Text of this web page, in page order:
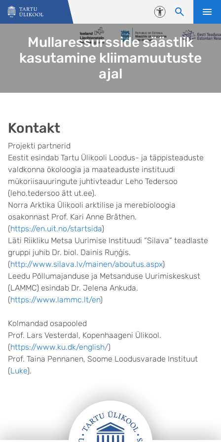
Liigu edasi põhisisu juurde
Juurdepääsetavus
Mullaressursside säästlik
kasutamine kliimamuutuste
ajal
Kontakt
Projekti partnerid
Eestit esindab Tartu Ülikooli Loodus- ja täppisteaduste
valdkonna ökoloogia ja maateaduste instituudi
mükoriisauuringute juhtivteadur Leho Tedersoo
(leho.tedersoo ätt ut.ee).
Norra Arktika Ülikooli arktilise ja merebioloogia
osakonnast Prof. Kari Anne Bråthen.
(https://en.uit.no/startsida)
Läti Riikliku Metsa Uurimise Instituudi “Silava” teadlaste
gruppi juhib Dr. biol. Dainis Ruņģis.
(http://www.silava.lv/mainen/aboutus.aspx)
Leedu Põllumajanduse ja Metsanduse Uurimiskeskust
(LAMMC) esindab Dr. Jelena Ankuda.
(https://www.lammc.lt/en)
Kolmandad osapooled
Prof. Lars Vesterdal, Kopenhaageni Ülikool.
(https://www.ku.dk/english/)
Prof. Taina Pennanen, Soome Loodusvarade Instituut
(Luke).